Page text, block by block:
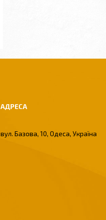
вул. Базова, 10, Одеса, Україна